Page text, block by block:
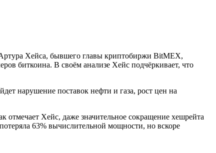
Хейса, бывшего главы криптобиржи BitMEX,
биткоина. В своём анализе Хейс подчёркивает, что
нарушение поставок нефти и газа, рост цен на
Хейс, даже значительное сокращение хешрейта
63% вычислительной мощности, но вскоре